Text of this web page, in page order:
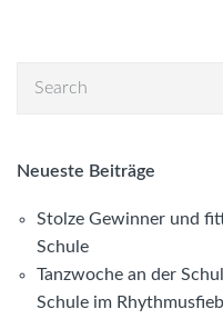
Neueste Beiträge
Stolze Gewinner und
Schule
Tanzwoche an der
Schule im